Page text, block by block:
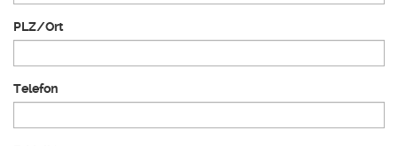
PLZ/Ort
Telefon